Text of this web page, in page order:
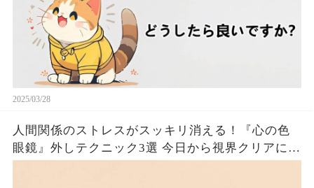
2025/03/28
人間関係のストレスがスッキリ消える！『心の色
眼鏡』外しテクニック3選 今日から視界クリアにな